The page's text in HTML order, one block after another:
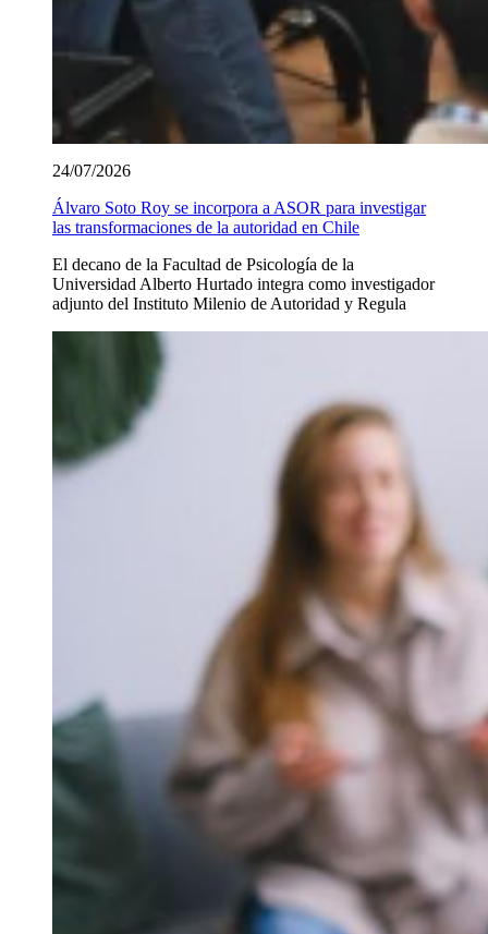
24/07/2026
Álvaro Soto Roy se incorpora a ASOR para investigar
las transformaciones de la autoridad en Chile
El decano de la Facultad de Psicología de la
Universidad Alberto Hurtado integra como investigador
adjunto del Instituto Milenio de Autoridad y Regula